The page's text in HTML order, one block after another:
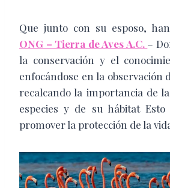
Que junto con su esposo,
ONG – Tierra de Aves A.C. –
la conservación y el
enfocándose en la observación
recalcando la importancia de
especies y de su hábitat
promover la protección de la